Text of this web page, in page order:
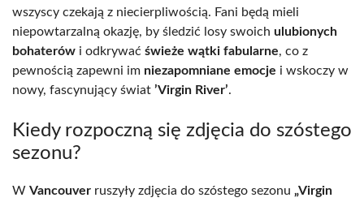
wszyscy czekają z niecierpliwością. Fani będą mieli
niepowtarzalną okazję, by śledzić losy swoich ulubionych
bohaterów i odkrywać świeże wątki fabularne, co z
pewnością zapewni im niezapomniane emocje i wskoczy w
nowy, fascynujący świat ’Virgin River’.
Kiedy rozpoczną się zdjęcia do szóstego
sezonu?
W Vancouver ruszyły zdjęcia do szóstego sezonu „Virgin